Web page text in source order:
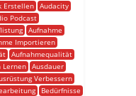
Erstellen Audacity
Podcast
Aufnahme
Importieren
Aufnahmequalität
Lernen
Ausdauer
Verbessern
Bedürfnisse